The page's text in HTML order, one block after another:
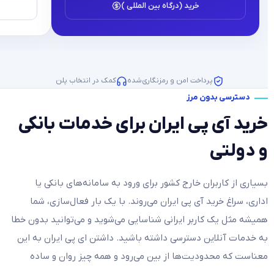
خرید (درگاه بین المللی )
پرداخت امن و رمزنگاری‌شده کمک در انتخاب پلن
دسترسی بدون مرز
خرید آی پی ایران برای خدمات بانکی
و دولتی
بسیاری از کاربران خارج کشور برای ورود به سامانه‌های بانکی یا
اداری، سراغ خرید آی پی ایران می‌روند. با یک بار فعال‌سازی، شما
همیشه مثل یک کاربر ایرانی شناسایی می‌شوید و می‌توانید بدون خطا
به خدمات آنلاین دسترسی داشته باشید. داشتن ای پی ایران به این
معناست که محدودیت‌ها از بین می‌رود و همه چیز روان و ساده